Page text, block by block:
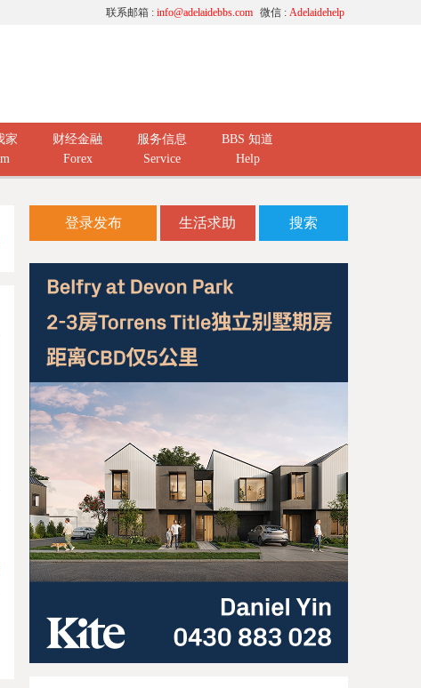
微信 : Adelaidehelp
联系邮箱 : info@adelaidebbs.com
家
财经金融
Forex
服务信息
Service
BBS 知道
Help
登录发布 生活求助 搜索